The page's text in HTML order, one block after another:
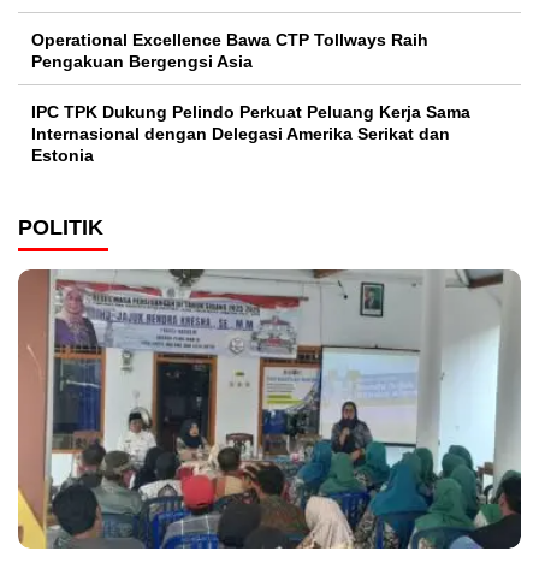
Operational Excellence Bawa CTP Tollways Raih
Pengakuan Bergengsi Asia
IPC TPK Dukung Pelindo Perkuat Peluang Kerja Sama
Internasional dengan Delegasi Amerika Serikat dan
Estonia
POLITIK